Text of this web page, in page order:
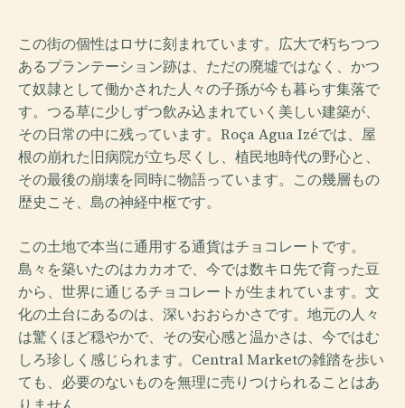
この街の個性はロサに刻まれています。広大で朽ちつつ
あるプランテーション跡は、ただの廃墟ではなく、かつ
て奴隷として働かされた人々の子孫が今も暮らす集落で
す。つる草に少しずつ飲み込まれていく美しい建築が、
その日常の中に残っています。Roça Agua Izéでは、屋
根の崩れた旧病院が立ち尽くし、植民地時代の野心と、
その最後の崩壊を同時に物語っています。この幾層もの
歴史こそ、島の神経中枢です。
この土地で本当に通用する通貨はチョコレートです。
島々を築いたのはカカオで、今では数キロ先で育った豆
から、世界に通じるチョコレートが生まれています。文
化の土台にあるのは、深いおおらかさです。地元の人々
は驚くほど穏やかで、その安心感と温かさは、今ではむ
しろ珍しく感じられます。Central Marketの雑踏を歩い
ても、必要のないものを無理に売りつけられることはあ